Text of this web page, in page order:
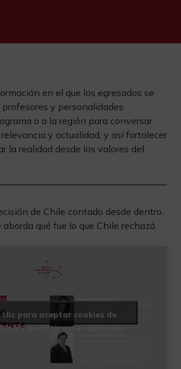
en el que los egresados se
y personalidades
o a la región para conversar
y actualidad, y así fortalecer
la realidad desde los valores del
de Chile contado desde dentro.
qué fue lo que Chile rechazó.
clic para aceptar cookies de
y permitir este contenido